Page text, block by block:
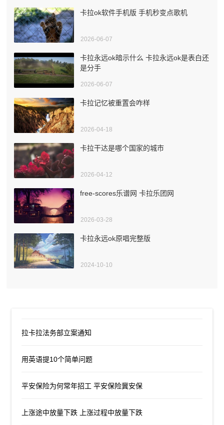
卡拉ok软件手机版 手机秒变点歌机
2026-06-07
卡拉永远ok暗示什么 卡拉永远ok是表白还
是分手
2026-06-07
卡拉记忆被重置会咋样
2026-04-18
卡拉干达是哪个国家的城市
2026-04-12
free-scores乐谱网 卡拉乐团网
2026-03-28
卡拉永远ok原唱完整版
2024-10-10
拉卡拉法务部立案通知
用英语提10个简单问题
平安保险为何常年招工 平安保险冀安保
上涨途中放量下跌 上涨过程中放量下跌